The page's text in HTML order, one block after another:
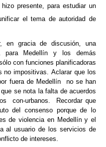
presente, para estudiar un
el tema de autoridad de
en gracia de discusión, una
para Medellín y los demás
con funciones planificadoras
no impositivas. Aclarar que los
fuera de Medellín no se han
se nota la falta de acuerdos
con-urbanos. Recordar que
del consenso porque de lo
de violencia en Medellín y el
al usuario de los servicios de
de intereses.